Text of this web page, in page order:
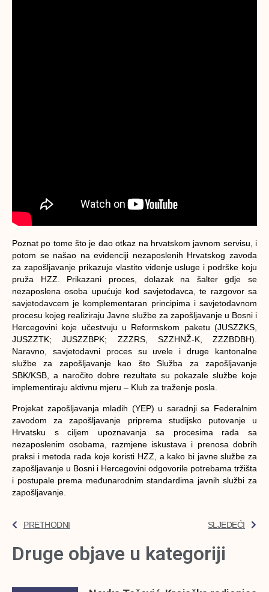
Poznat po tome što je dao otkaz na hrvatskom javnom servisu, i
potom se našao na evidenciji nezaposlenih Hrvatskog zavoda
za zapošljavanje prikazuje vlastito viđenje usluge i podrške koju
pruža HZZ. Prikazani proces, dolazak na šalter gdje se
nezaposlena osoba upućuje kod savjetodavca, te razgovor sa
savjetodavcem je komplementaran principima i savjetodavnom
procesu kojeg realiziraju Javne službe za zapošljavanje u Bosni i
Hercegovini koje učestvuju u Reformskom paketu (JUSZZKS,
JUSZZTK; JUSZZBPK; ZZZRS, SZZHNŽ-K, ZZZBDBH).
Naravno, savjetodavni proces su uvele i druge kantonalne
službe za zapošljavanje kao što Služba za zapošljavanje
SBK/KSB, a naročito dobre rezultate su pokazale službe koje
implementiraju aktivnu mjeru – Klub za traženje posla.
Projekat zapošljavanja mladih (YEP) u saradnji sa Federalnim
zavodom za zapošljavanje priprema studijsko putovanje u
Hrvatsku s ciljem upoznavanja sa procesima rada sa
nezaposlenim osobama, razmjene iskustava i prenosa dobrih
praksi i metoda rada koje koristi HZZ, a kako bi javne službe za
zapošljavanje u Bosni i Hercegovini odgovorile potrebama tržišta
i postupale prema međunarodnim standardima javnih službi za
zapošljavanje.
PRETHODNI SLJEDEĆI
Druge objave u kategoriji